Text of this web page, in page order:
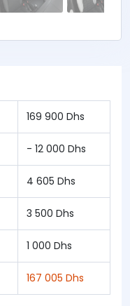
169 900 Dhs
- 12 000 Dhs
4 605 Dhs
3 500 Dhs
1 000 Dhs
167 005 Dhs